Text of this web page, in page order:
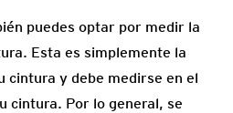
puedes optar por medir la
Esta es simplemente la
cintura y debe medirse en el
cintura. Por lo general, se